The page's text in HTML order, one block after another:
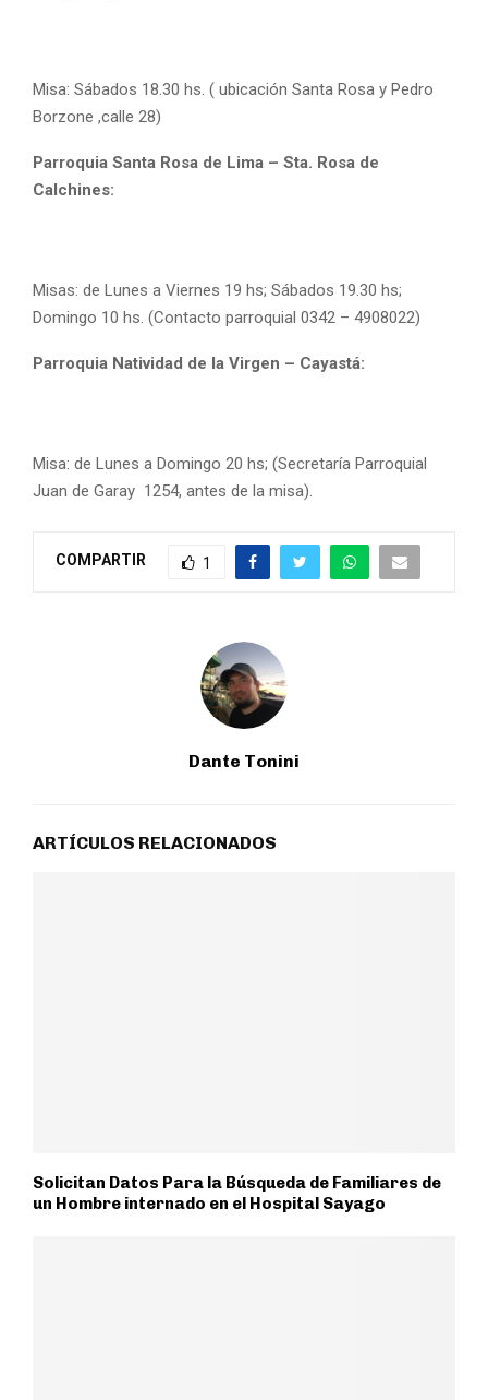
Misa: Sábados 18.30 hs. ( ubicación Santa Rosa y Pedro
Borzone ,calle 28)
Parroquia Santa Rosa de Lima – Sta. Rosa de
Calchines:
Misas: de Lunes a Viernes 19 hs; Sábados 19.30 hs;
Domingo 10 hs. (Contacto parroquial 0342 – 4908022)
Parroquia Natividad de la Virgen – Cayastá:
Misa: de Lunes a Domingo 20 hs; (Secretaría Parroquial
Juan de Garay 1254, antes de la misa).
COMPARTIR 1
Dante Tonini
ARTÍCULOS RELACIONADOS
Solicitan Datos Para la Búsqueda de Familiares de
un Hombre internado en el Hospital Sayago